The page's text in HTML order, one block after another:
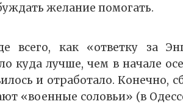
желание помогать.
всего, как «ответку за
куда лучше, чем в начале
и отработало. Конечно,
«военные соловьи» (в